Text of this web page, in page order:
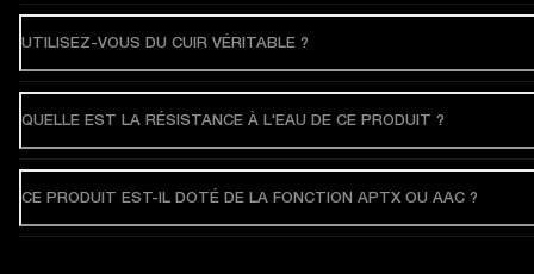
UTILISEZ-VOUS DU CUIR VÉRITABLE ?
QUELLE EST LA RÉSISTANCE À L'EAU DE CE PRODUIT ?
CE PRODUIT EST-IL DOTÉ DE LA FONCTION APTX OU AAC ?